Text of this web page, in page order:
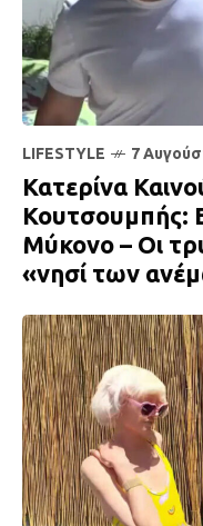
LIFESTYLE 7
Κατερίνα
Κουτσουμπής:
Μύκονο – Οι
«νησί των